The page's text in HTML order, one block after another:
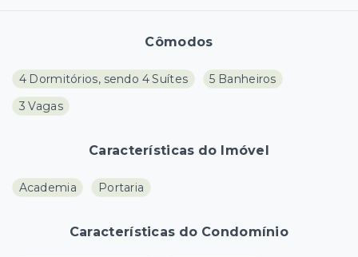
Cômodos
4 Dormitórios, sendo 4 Suítes
5 Banheiros
3 Vagas
Características do Imóvel
Academia Portaria
Características do Condomínio